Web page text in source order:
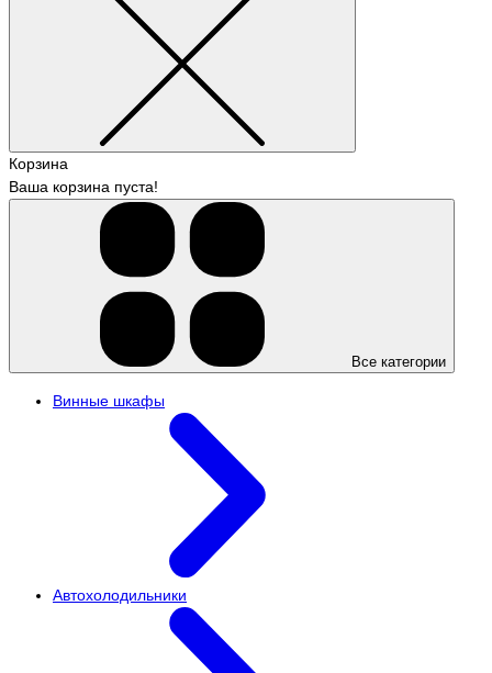
Корзина
Ваша корзина пуста!
Все категории
Винные шкафы
Автохолодильники